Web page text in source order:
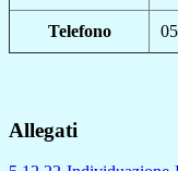
Telefono
Allegati